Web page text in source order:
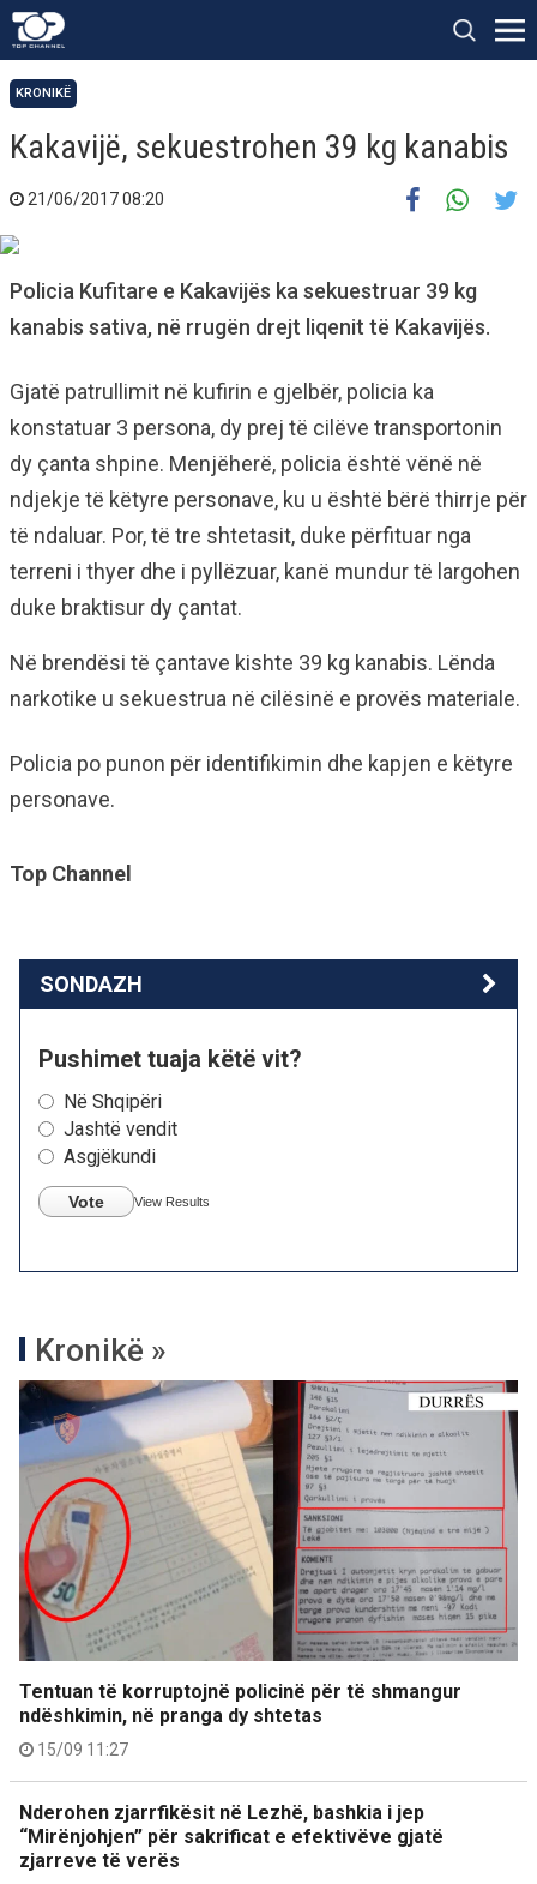
KRONIKË
Kakavijë, sekuestrohen 39 kg kanabis
21/06/2017 08:20
Policia Kufitare e Kakavijës ka sekuestruar 39 kg
kanabis sativa, në rrugën drejt liqenit të Kakavijës.
Gjatë patrullimit në kufirin e gjelbër, policia ka
konstatuar 3 persona, dy prej të cilëve transportonin
dy çanta shpine. Menjëherë, policia është vënë në
ndjekje të këtyre personave, ku u është bërë thirrje për
të ndaluar. Por, të tre shtetasit, duke përfituar nga
terreni i thyer dhe i pyllëzuar, kanë mundur të largohen
duke braktisur dy çantat.
Në brendësi të çantave kishte 39 kg kanabis. Lënda
narkotike u sekuestrua në cilësinë e provës materiale.
Policia po punon për identifikimin dhe kapjen e këtyre
personave.
Top Channel
SONDAZH
Pushimet tuaja këtë vit?
Në Shqipëri
Jashtë vendit
Asgjëkundi
Vote View Results
Kronikë »
Tentuan të korruptojnë policinë për të shmangur
ndëshkimin, në pranga dy shtetas
15/09 11:27
Nderohen zjarrfikësit në Lezhë, bashkia i jep
“Mirënjohjen” për sakrificat e efektivëve gjatë
zjarreve të verës